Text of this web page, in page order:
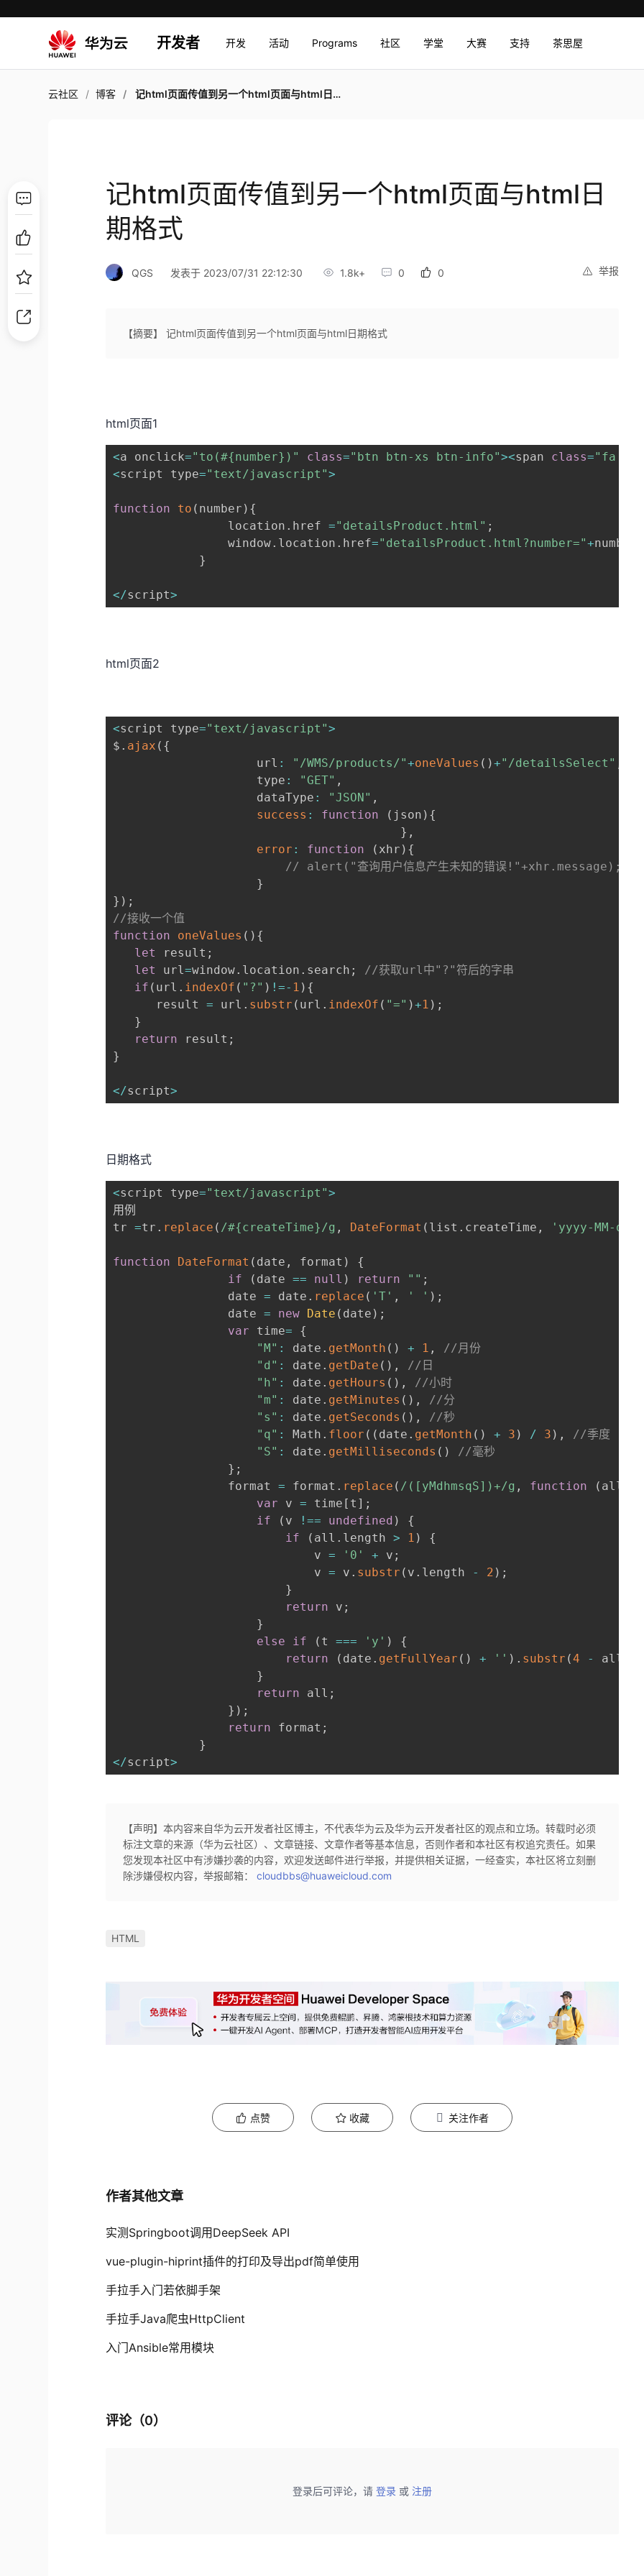
开发者 开发 活动 Programs 社区 学堂 大赛 支持 茶思屋
云社区 博客 记html页面传值到另一个html页面与html日期格式
记html页面传值到另一个html页面与html日
期格式
举报
QGS 发表于 2023/07/31 22:12:30 1.8k+ 0 0
【摘要】 记html页面传值到另一个html页面与html日期格式
html页面1
<a onclick="to(#{number})" class="btn btn-xs btn-info"><span class="fa fa-
<script type="text/javascript">
function to ( number ) {
				location
. href ="detailsProduct.html" ;
				window
. location . href="detailsProduct.html?number="+number
}
</script>
html页面2
<script type="text/javascript">
$ . ajax ( {
					url
: "/WMS/products/"+oneValues ( )+"/detailsSelect"
					type
: "GET" ,
					dataType
: "JSON" ,
success : function ( json ) {
} ,
error : function ( xhr ) {
// alert("查询用户信息产生未知的错误!"+xhr.message);
}
} ) ;
//接收一个值
function
oneValues ( ) {
let
result ;
let
url=window. location . search ;
//获取url中"?"符后的字串
if ( url . indexOf ( "?" ) !=- 1 ) {
      result
= url . substr ( url . indexOf ( "=" )+1 ) ;
}
return result ;
}
</script>
日期格式
<script type="text/javascript">
用例
tr =tr . replace ( /#{createTime}/g , DateFormat ( list . createTime , 'yyyy-MM-dd
function DateFormat ( date , format )
{
if
( date == null ) return "" ;
				date
= date . replace ( 'T' , ' ' ) ;
				date
= new Date ( date ) ;
var time=
{
"M" : date . getMonth ( ) + 1 ,
//月份
"d" : date . getDate ( ) ,
//日
"h" : date . getHours ( ) ,
//小时
"m" : date . getMinutes ( ) ,
//分
"s" : date . getSeconds ( ) ,
//秒
"q" : Math . floor ( ( date . getMonth ( ) + 3 ) / 3 ) ,
//季度
"S" : date . getMilliseconds ( )
//毫秒
} ;
				format
= format . replace ( / ([yMdhmsqS])+/g , function ( all
var v = time [ t ] ;
if
( v !== undefined )
{
if
( all . length > 1 )
{
							v
= '0' + v ;
							v
= v . substr ( v . length - 2 ) ;
}
return v ;
}
else
if ( t === 'y' )
{
return
( date . getFullYear ( ) + '' ) . substr (4 - all
}
return all ;
} ) ;
return format ;
}
</script>
【声明】本内容来自华为云开发者社区博主，不代表华为云及华为云开发者社区的观点和立场。转载时必须
标注文章的来源（华为云社区）、文章链接、文章作者等基本信息，否则作者和本社区有权追究责任。如果
您发现本社区中有涉嫌抄袭的内容，欢迎发送邮件进行举报，并提供相关证据，一经查实，本社区将立刻删
除涉嫌侵权内容，举报邮箱：cloudbbs@huaweicloud.com
HTML
点赞 收藏 关注作者
作者其他文章
实测Springboot调用DeepSeek API
vue-plugin-hiprint插件的打印及导出pdf简单使用
手拉手入门若依脚手架
手拉手Java爬虫HttpClient
入门Ansible常用模块
评论（0）
登录后可评论，请 登录 或 注册